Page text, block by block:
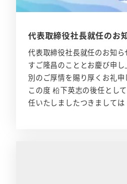
代表取締役社長就任のお
代表取締役社長就任のお知
すご隆昌のこととお慶び申
別のご厚情を賜り厚くお礼
この度 柗下英志の後任とし
任いたしましたつきまして